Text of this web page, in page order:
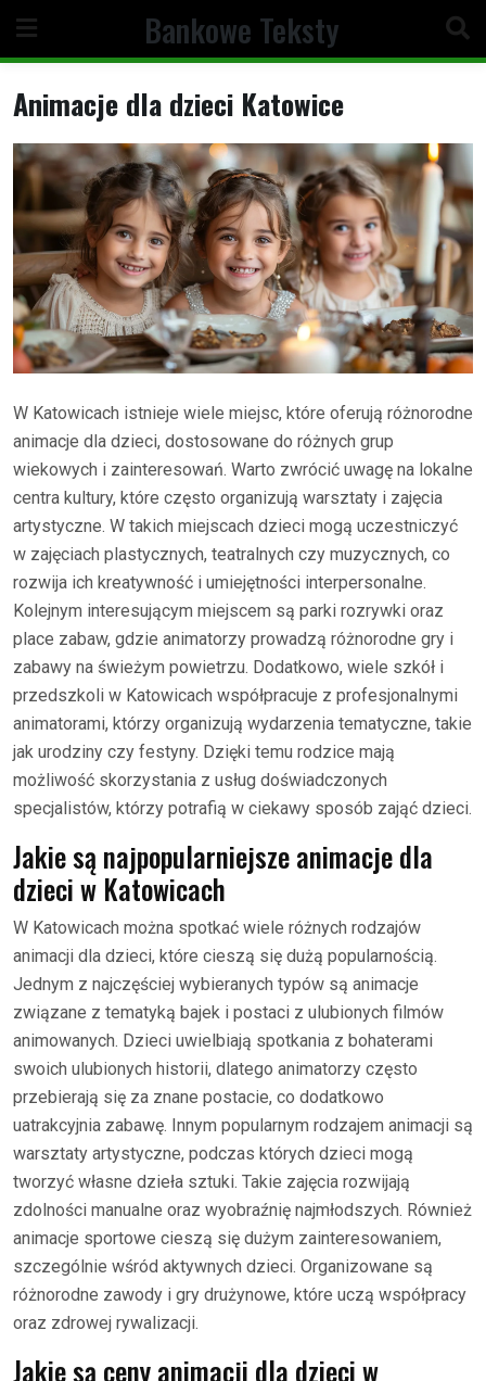
content
Bankowe Teksty
Animacje dla dzieci Katowice
W Katowicach istnieje wiele miejsc, które oferują różnorodne
animacje dla dzieci, dostosowane do różnych grup
wiekowych i zainteresowań. Warto zwrócić uwagę na lokalne
centra kultury, które często organizują warsztaty i zajęcia
artystyczne. W takich miejscach dzieci mogą uczestniczyć
w zajęciach plastycznych, teatralnych czy muzycznych, co
rozwija ich kreatywność i umiejętności interpersonalne.
Kolejnym interesującym miejscem są parki rozrywki oraz
place zabaw, gdzie animatorzy prowadzą różnorodne gry i
zabawy na świeżym powietrzu. Dodatkowo, wiele szkół i
przedszkoli w Katowicach współpracuje z profesjonalnymi
animatorami, którzy organizują wydarzenia tematyczne, takie
jak urodziny czy festyny. Dzięki temu rodzice mają
możliwość skorzystania z usług doświadczonych
specjalistów, którzy potrafią w ciekawy sposób zająć dzieci.
Jakie są najpopularniejsze animacje dla
dzieci w Katowicach
W Katowicach można spotkać wiele różnych rodzajów
animacji dla dzieci, które cieszą się dużą popularnością.
Jednym z najczęściej wybieranych typów są animacje
związane z tematyką bajek i postaci z ulubionych filmów
animowanych. Dzieci uwielbiają spotkania z bohaterami
swoich ulubionych historii, dlatego animatorzy często
przebierają się za znane postacie, co dodatkowo
uatrakcyjnia zabawę. Innym popularnym rodzajem animacji są
warsztaty artystyczne, podczas których dzieci mogą
tworzyć własne dzieła sztuki. Takie zajęcia rozwijają
zdolności manualne oraz wyobraźnię najmłodszych. Również
animacje sportowe cieszą się dużym zainteresowaniem,
szczególnie wśród aktywnych dzieci. Organizowane są
różnorodne zawody i gry drużynowe, które uczą współpracy
oraz zdrowej rywalizacji.
Jakie są ceny animacji dla dzieci w